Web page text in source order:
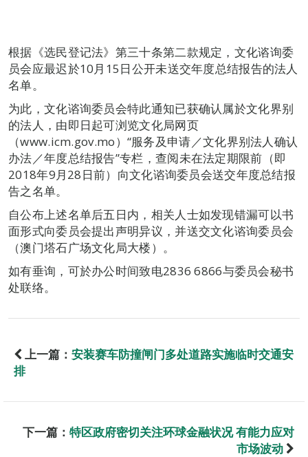
根据《选民登记法》第三十条第二款规定，文化谘询委
员会应最迟於10月15日公开未送交年度总结报告的法人
名单。
为此，文化谘询委员会特此通知已获确认属於文化界别
的法人，由即日起可浏览文化局网页
（www.icm.gov.mo）“服务及申请／文化界别法人确认
办法／年度总结报告”专栏，查阅未在法定期限前（即
2018年9月28日前）向文化谘询委员会送交年度总结报
告之名单。
自公布上述名单后五日内，相关人士如发现错漏可以书
面形式向委员会提出声明异议，并送交文化谘询委员会
（澳门塔石广场文化局大楼）。
如有垂询，可於办公时间致电2836 6866与委员会秘书
处联络。
上一篇： 安装赛车防撞闸门多处道路实施临时交通安
排
下一篇： 特区政府密切关注环球金融状况 有能力应对
市场波动